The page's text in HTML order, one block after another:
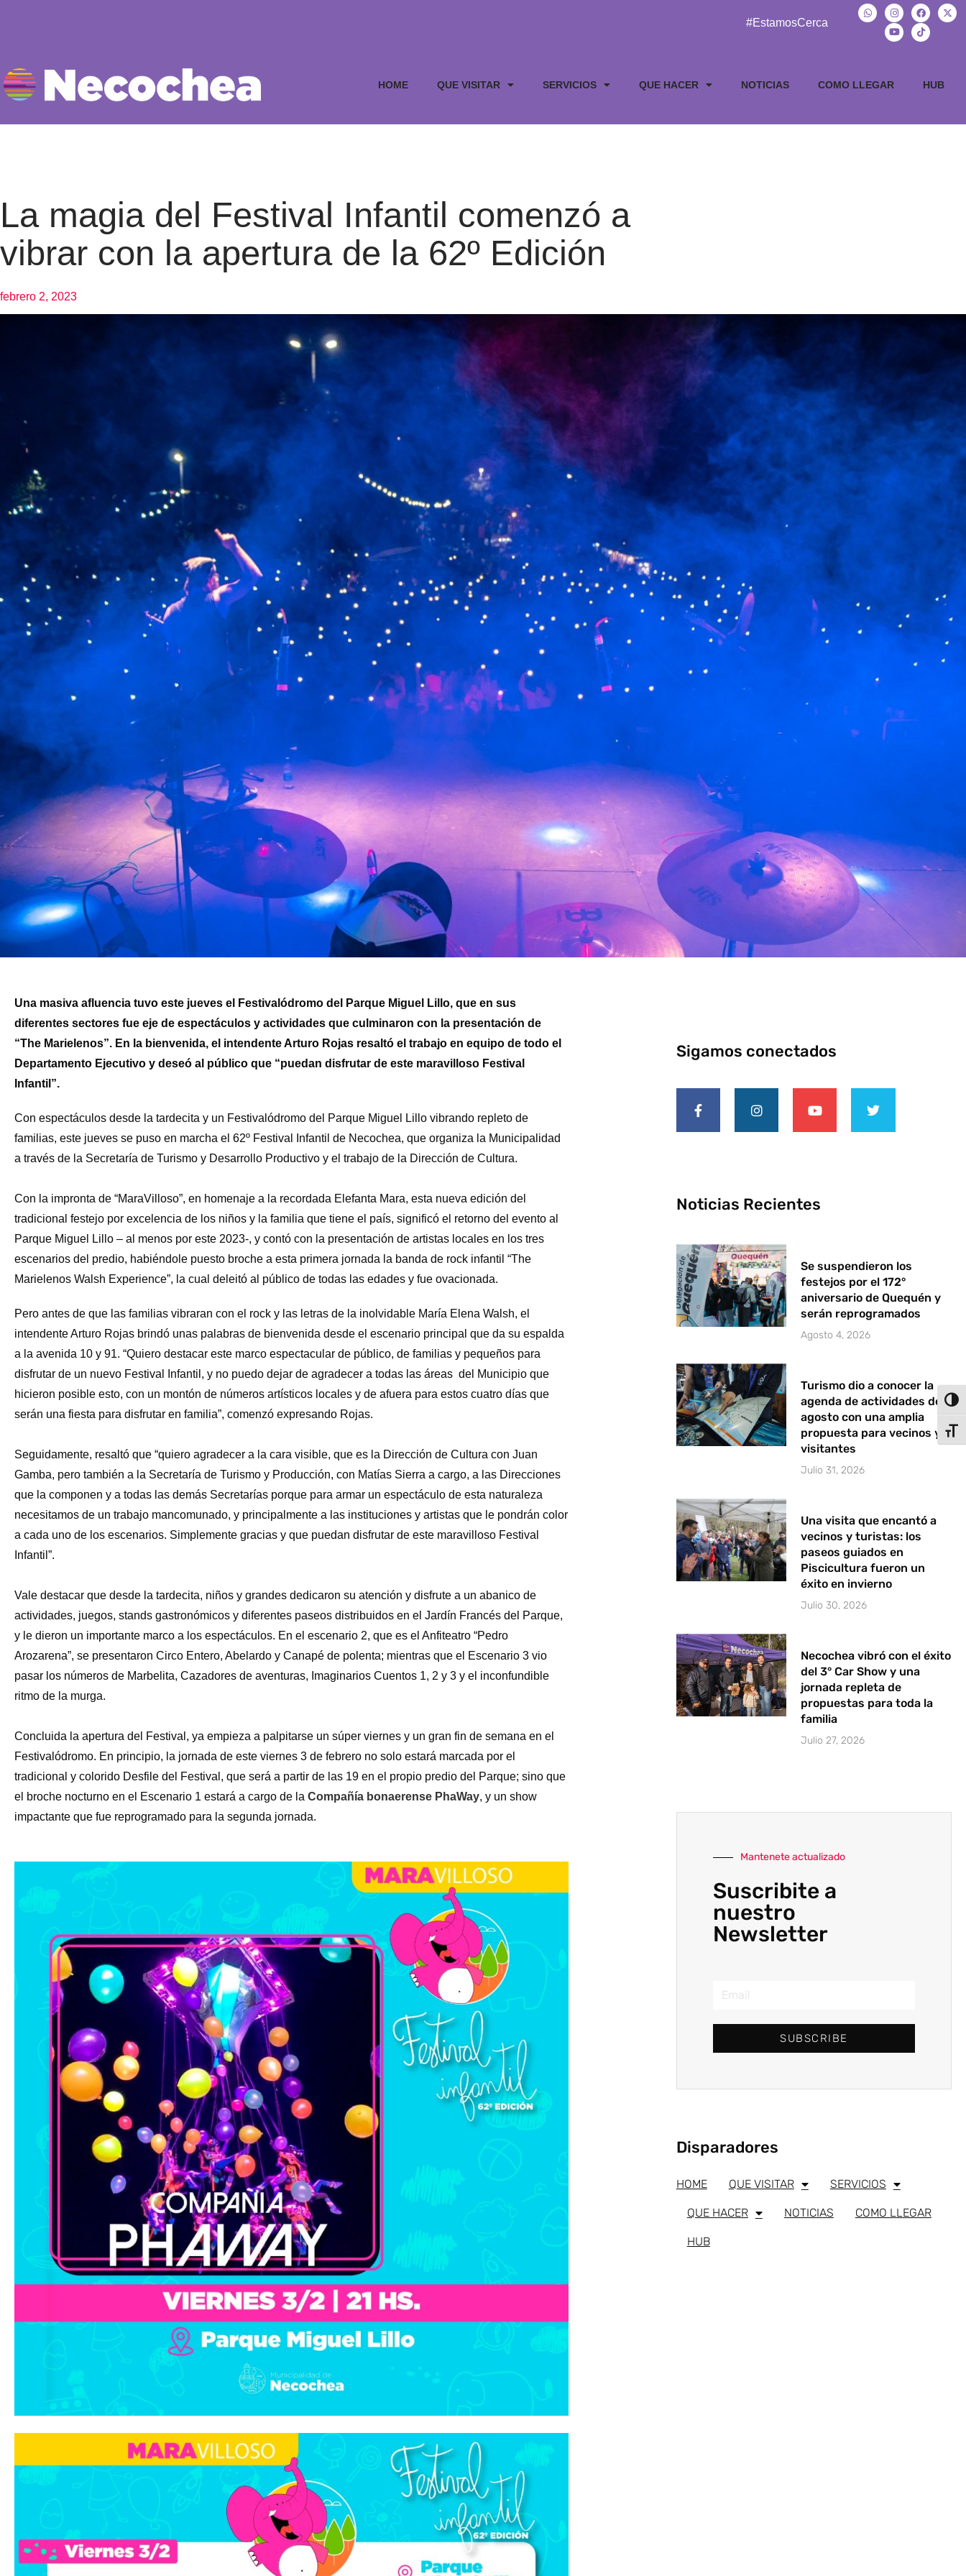
#EstamosCerca
HOME QUE VISITAR SERVICIOS QUE HACER NOTICIAS COMO LLEGAR HUB
La magia del Festival Infantil comenzó a
vibrar con la apertura de la 62º Edición
febrero 2, 2023
Una masiva afluencia tuvo este jueves el Festivalódromo del Parque Miguel Lillo, que en sus
diferentes sectores fue eje de espectáculos y actividades que culminaron con la presentación de
“The Marielenos”. En la bienvenida, el intendente Arturo Rojas resaltó el trabajo en equipo de todo el
Departamento Ejecutivo y deseó al público que “puedan disfrutar de este maravilloso Festival
Infantil”.
Con espectáculos desde la tardecita y un Festivalódromo del Parque Miguel Lillo vibrando repleto de
familias, este jueves se puso en marcha el 62º Festival Infantil de Necochea, que organiza la Municipalidad
a través de la Secretaría de Turismo y Desarrollo Productivo y el trabajo de la Dirección de Cultura.
Con la impronta de “MaraVilloso”, en homenaje a la recordada Elefanta Mara, esta nueva edición del
tradicional festejo por excelencia de los niños y la familia que tiene el país, significó el retorno del evento al
Parque Miguel Lillo – al menos por este 2023-, y contó con la presentación de artistas locales en los tres
escenarios del predio, habiéndole puesto broche a esta primera jornada la banda de rock infantil “The
Marielenos Walsh Experience”, la cual deleitó al público de todas las edades y fue ovacionada.
Pero antes de que las familias vibraran con el rock y las letras de la inolvidable María Elena Walsh, el
intendente Arturo Rojas brindó unas palabras de bienvenida desde el escenario principal que da su espalda
a la avenida 10 y 91. “Quiero destacar este marco espectacular de público, de familias y pequeños para
disfrutar de un nuevo Festival Infantil, y no puedo dejar de agradecer a todas las áreas del Municipio que
hicieron posible esto, con un montón de números artísticos locales y de afuera para estos cuatro días que
serán una fiesta para disfrutar en familia”, comenzó expresando Rojas.
Seguidamente, resaltó que “quiero agradecer a la cara visible, que es la Dirección de Cultura con Juan
Gamba, pero también a la Secretaría de Turismo y Producción, con Matías Sierra a cargo, a las Direcciones
que la componen y a todas las demás Secretarías porque para armar un espectáculo de esta naturaleza
necesitamos de un trabajo mancomunado, y principalmente a las instituciones y artistas que le pondrán color
a cada uno de los escenarios. Simplemente gracias y que puedan disfrutar de este maravilloso Festival
Infantil”.
Vale destacar que desde la tardecita, niños y grandes dedicaron su atención y disfrute a un abanico de
actividades, juegos, stands gastronómicos y diferentes paseos distribuidos en el Jardín Francés del Parque,
y le dieron un importante marco a los espectáculos. En el escenario 2, que es el Anfiteatro “Pedro
Arozarena”, se presentaron Circo Entero, Abelardo y Canapé de polenta; mientras que el Escenario 3 vio
pasar los números de Marbelita, Cazadores de aventuras, Imaginarios Cuentos 1, 2 y 3 y el inconfundible
ritmo de la murga.
Concluida la apertura del Festival, ya empieza a palpitarse un súper viernes y un gran fin de semana en el
Festivalódromo. En principio, la jornada de este viernes 3 de febrero no solo estará marcada por el
tradicional y colorido Desfile del Festival, que será a partir de las 19 en el propio predio del Parque; sino que
el broche nocturno en el Escenario 1 estará a cargo de la Compañía bonaerense PhaWay, y un show
impactante que fue reprogramado para la segunda jornada.
Sigamos conectados
Noticias Recientes
Se suspendieron los
festejos por el 172°
aniversario de Quequén y
serán reprogramados
Agosto 4, 2026
Turismo dio a conocer la
agenda de actividades de
agosto con una amplia
propuesta para vecinos y
visitantes
Julio 31, 2026
Una visita que encantó a
vecinos y turistas: los
paseos guiados en
Piscicultura fueron un
éxito en invierno
Julio 30, 2026
Necochea vibró con el éxito
del 3° Car Show y una
jornada repleta de
propuestas para toda la
familia
Julio 27, 2026
Mantenete actualizado
Suscribite a
nuestro
Newsletter
SUBSCRIBE
Disparadores
HOME QUE VISITAR SERVICIOS
QUE HACER NOTICIAS COMO LLEGAR
HUB